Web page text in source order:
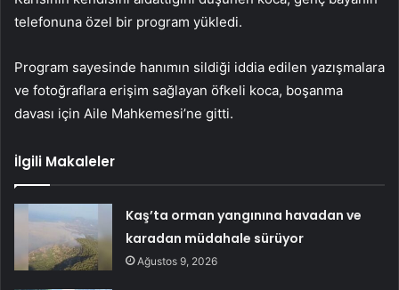
telefonuna özel bir program yükledi.
Program sayesinde hanımın sildiği iddia edilen yazışmalara
ve fotoğraflara erişim sağlayan öfkeli koca, boşanma
davası için Aile Mahkemesi’ne gitti.
İlgili Makaleler
Kaş’ta orman yangınına havadan ve
karadan müdahale sürüyor
Ağustos 9, 2026